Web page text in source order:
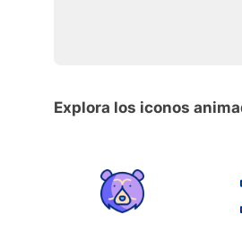
Explora los iconos